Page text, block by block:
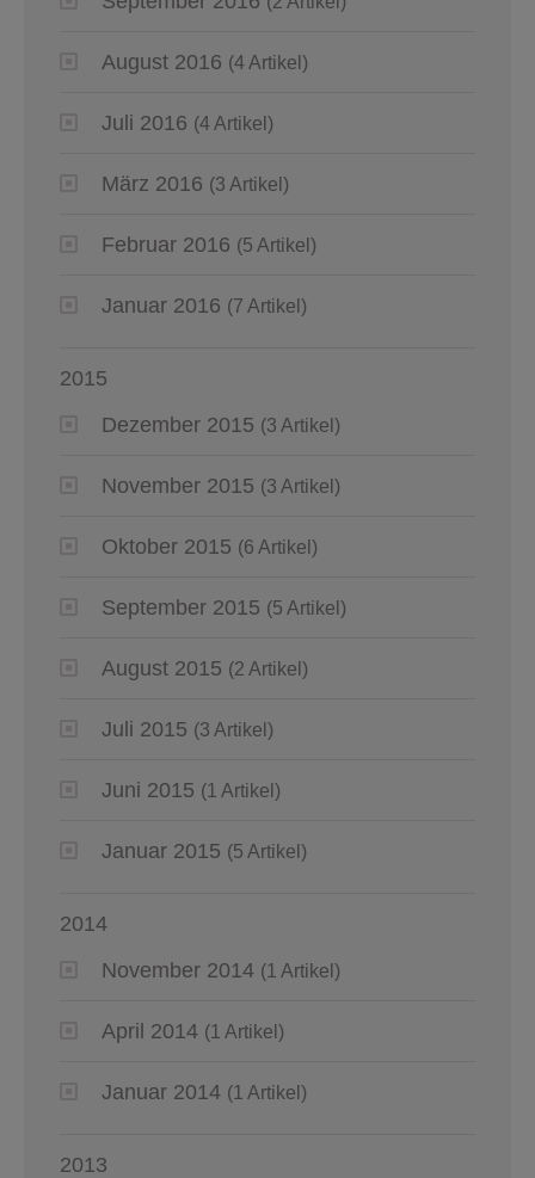
August 2016 (4 Artikel)
Juli 2016 (4 Artikel)
März 2016 (3 Artikel)
Februar 2016 (5 Artikel)
Januar 2016 (7 Artikel)
2015
Dezember 2015 (3 Artikel)
November 2015 (3 Artikel)
Oktober 2015 (6 Artikel)
September 2015 (5 Artikel)
August 2015 (2 Artikel)
Juli 2015 (3 Artikel)
Juni 2015 (1 Artikel)
Januar 2015 (5 Artikel)
2014
November 2014 (1 Artikel)
April 2014 (1 Artikel)
Januar 2014 (1 Artikel)
2013